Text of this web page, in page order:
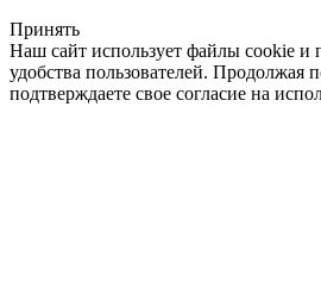
Принять
Наш сайт использует файлы cookie и
удобства пользователей. Продолжая
подтверждаете свое согласие на